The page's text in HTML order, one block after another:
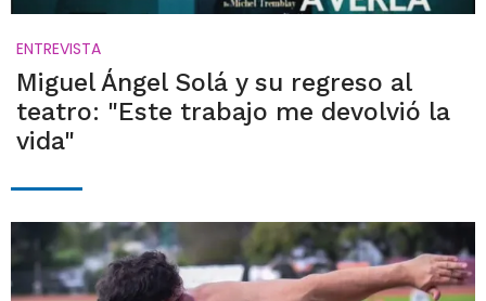
ENTREVISTA
Miguel Ángel Solá y su regreso al
teatro: "Este trabajo me devolvió la
vida"